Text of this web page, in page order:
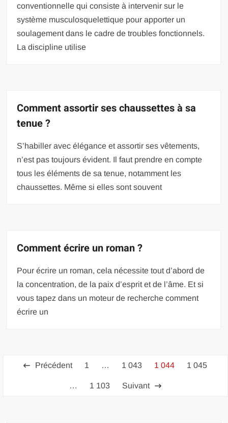
conventionnelle qui consiste à intervenir sur le
système musculosquelettique pour apporter un
soulagement dans le cadre de troubles fonctionnels.
La discipline utilise
Comment assortir ses chaussettes à sa
tenue ?
S’habiller avec élégance et assortir ses vêtements,
n’est pas toujours évident. Il faut prendre en compte
tous les éléments de sa tenue, notamment les
chaussettes. Même si elles sont souvent
Comment écrire un roman ?
Pour écrire un roman, cela nécessite tout d’abord de
la concentration, de la paix d’esprit et de l’âme. Et si
vous tapez dans un moteur de recherche comment
écrire un
Pagination
publications
Précédent 1 … 1 043 1 044 1 045
… 1 103 Suivant